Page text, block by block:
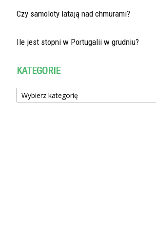
Czy samoloty latają nad chmurami?
Ile jest stopni w Portugalii w grudniu?
KATEGORIE
Kategorie